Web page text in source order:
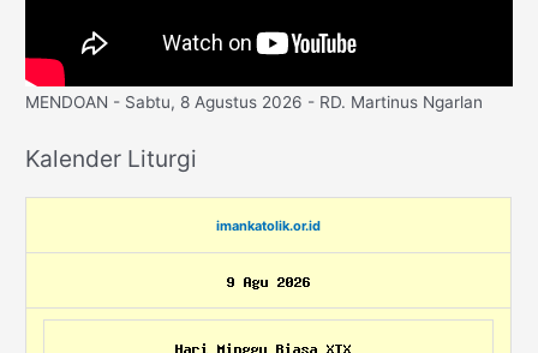
MENDOAN - Sabtu, 8 Agustus 2026 - RD. Martinus Ngarlan
Kalender Liturgi
imankatolik.or.id